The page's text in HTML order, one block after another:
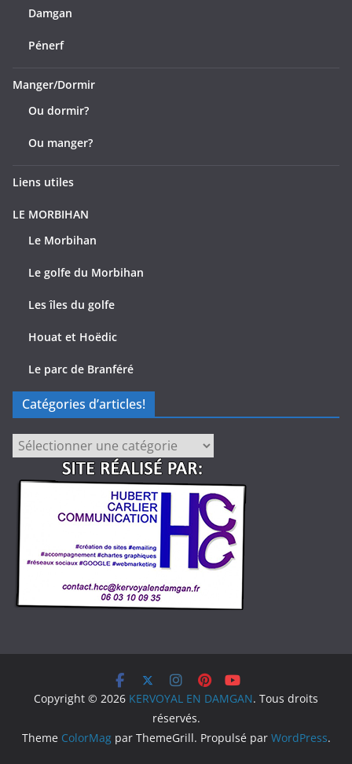
Damgan
Pénerf
Manger/Dormir
Ou dormir?
Ou manger?
Liens utiles
LE MORBIHAN
Le Morbihan
Le golfe du Morbihan
Les îles du golfe
Houat et Hoëdic
Le parc de Branféré
Catégories d’articles!
Catégories
Copyright © 2026 KERVOYAL EN DAMGAN. Tous droits
réservés.
Theme ColorMagpar ThemeGrill. Propulsé par WordPress.